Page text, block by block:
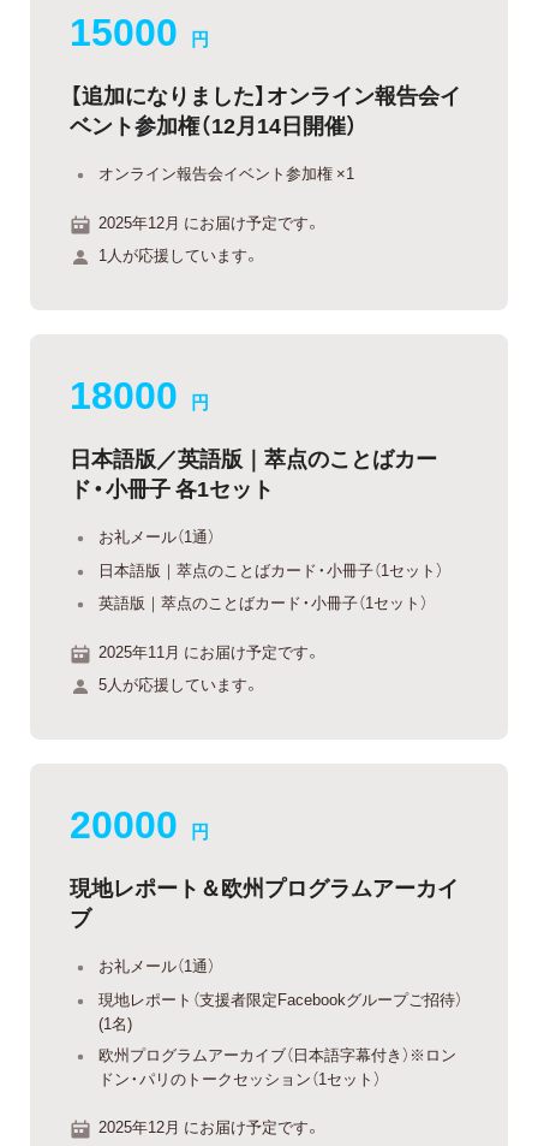
15000 円
【追加になりました】オンライン報告会イ
ベント参加権（12月14日開催）
オンライン報告会イベント参加権 ×1
2025年12月 にお届け予定です。
1人が応援しています。
18000 円
日本語版／英語版｜萃点のことばカー
ド・小冊子 各1セット
お礼メール（1通）
日本語版｜萃点のことばカード・小冊子（1セット）
英語版｜萃点のことばカード・小冊子（1セット）
2025年11月 にお届け予定です。
5人が応援しています。
20000 円
現地レポート＆欧州プログラムアーカイ
ブ
お礼メール（1通）
現地レポート（支援者限定Facebookグループご招待）
(1名)
欧州プログラムアーカイブ（日本語字幕付き）※ロン
ドン・パリのトークセッション（1セット）
2025年12月 にお届け予定です。